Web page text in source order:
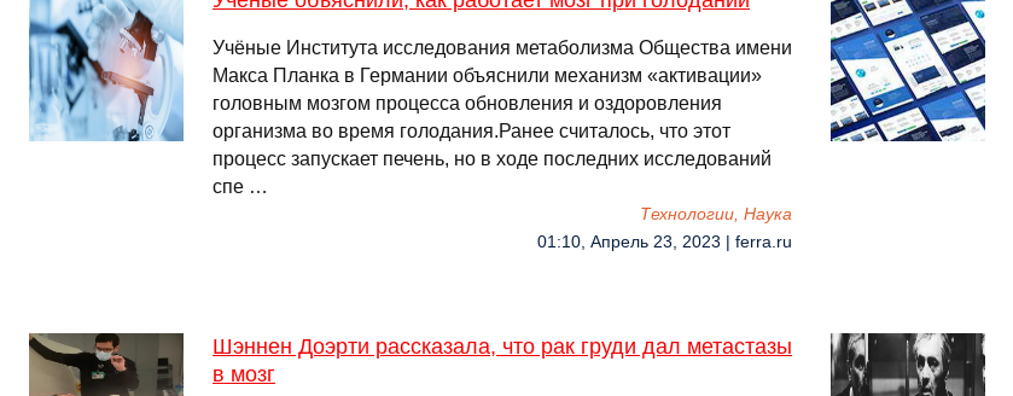
Учёные Института исследования метаболизма Общества имени
Макса Планка в Германии объяснили механизм «активации»
головным мозгом процесса обновления и оздоровления
организма во время голодания.Ранее считалось, что этот
процесс запускает печень, но в ходе последних исследований
спе …
Технологии, Наука
01:10, Апрель 23, 2023 | ferra.ru
Шэннен Доэрти рассказала, что рак груди дал метастазы
в мозг